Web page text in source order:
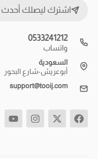
اشترك ليصلك
0533241212
واتساب
السعودية
أبوعريش-شارع البحور
support@tooij.com